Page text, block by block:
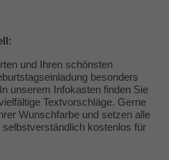
und Ihren schönsten
besonders
unserem Infokasten finden Sie
Textvorschläge. Gerne
Wunschfarbe und setzen alle
kostenlos für